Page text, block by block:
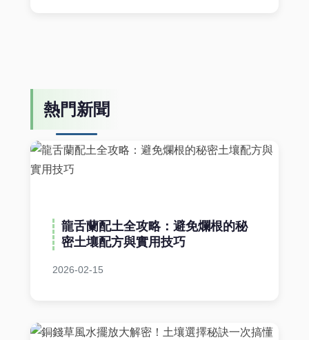
熱門新聞
龍舌蘭配土全攻略：避免爛根的秘
密土壤配方與實用技巧
2026-02-15